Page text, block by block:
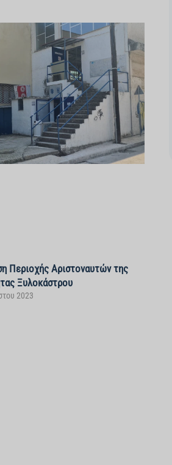
Περιοχής Αριστοναυτών της
Ξυλοκάστρου
2023